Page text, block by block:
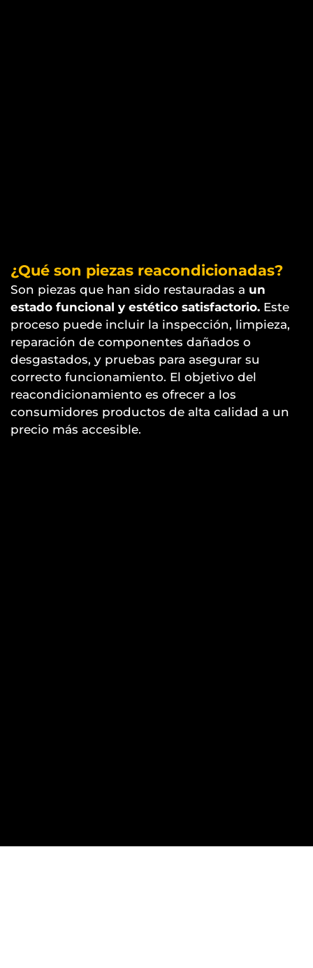
¿Qué son piezas reacondicionadas?
Son piezas que han sido restauradas a un
estado funcional y estético satisfactorio. Este
proceso puede incluir la inspección, limpieza,
reparación de componentes dañados o
desgastados, y pruebas para asegurar su
correcto funcionamiento. El objetivo del
reacondicionamiento es ofrecer a los
consumidores productos de alta calidad a un
precio más accesible.